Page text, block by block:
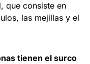
que consiste en
las mejillas y el
tienen el surco